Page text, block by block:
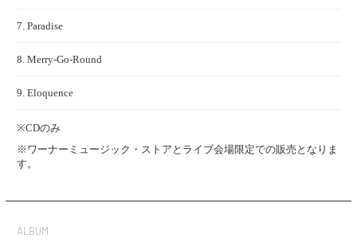
7. Paradise
8. Merry-Go-Round
9. Eloquence
※CDのみ
※ワーナーミュージック・ストアとライブ会場限定での販売となりま
す。
ALBUM